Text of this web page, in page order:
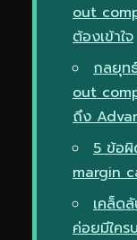
out
ต้องเข้าใจ
กลยุท
out
ถึง
5 ข้อผิ
margin
เคล็ด
ค่อยมีใคร